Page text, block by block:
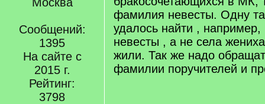
Сообщений:
1395
На сайте с
2015 г.
Рейтинг:
3798
фамилия невесты. Одну
удалось найти , например,
невесты , а не села
жили. Так же надо
фамилии поручителей и